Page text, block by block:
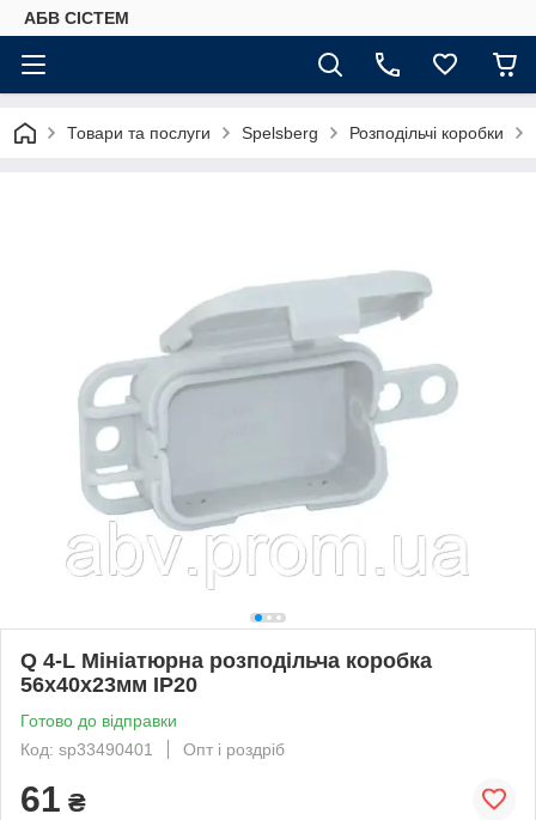
АБВ СІСТЕМ
Товари та послуги Spelsberg Розподільчі коробки
Q 4-L Мініатюрна розподільча коробка
56х40х23мм IP20
Готово до відправки
Код: sp33490401
Опт і роздріб
61 ₴